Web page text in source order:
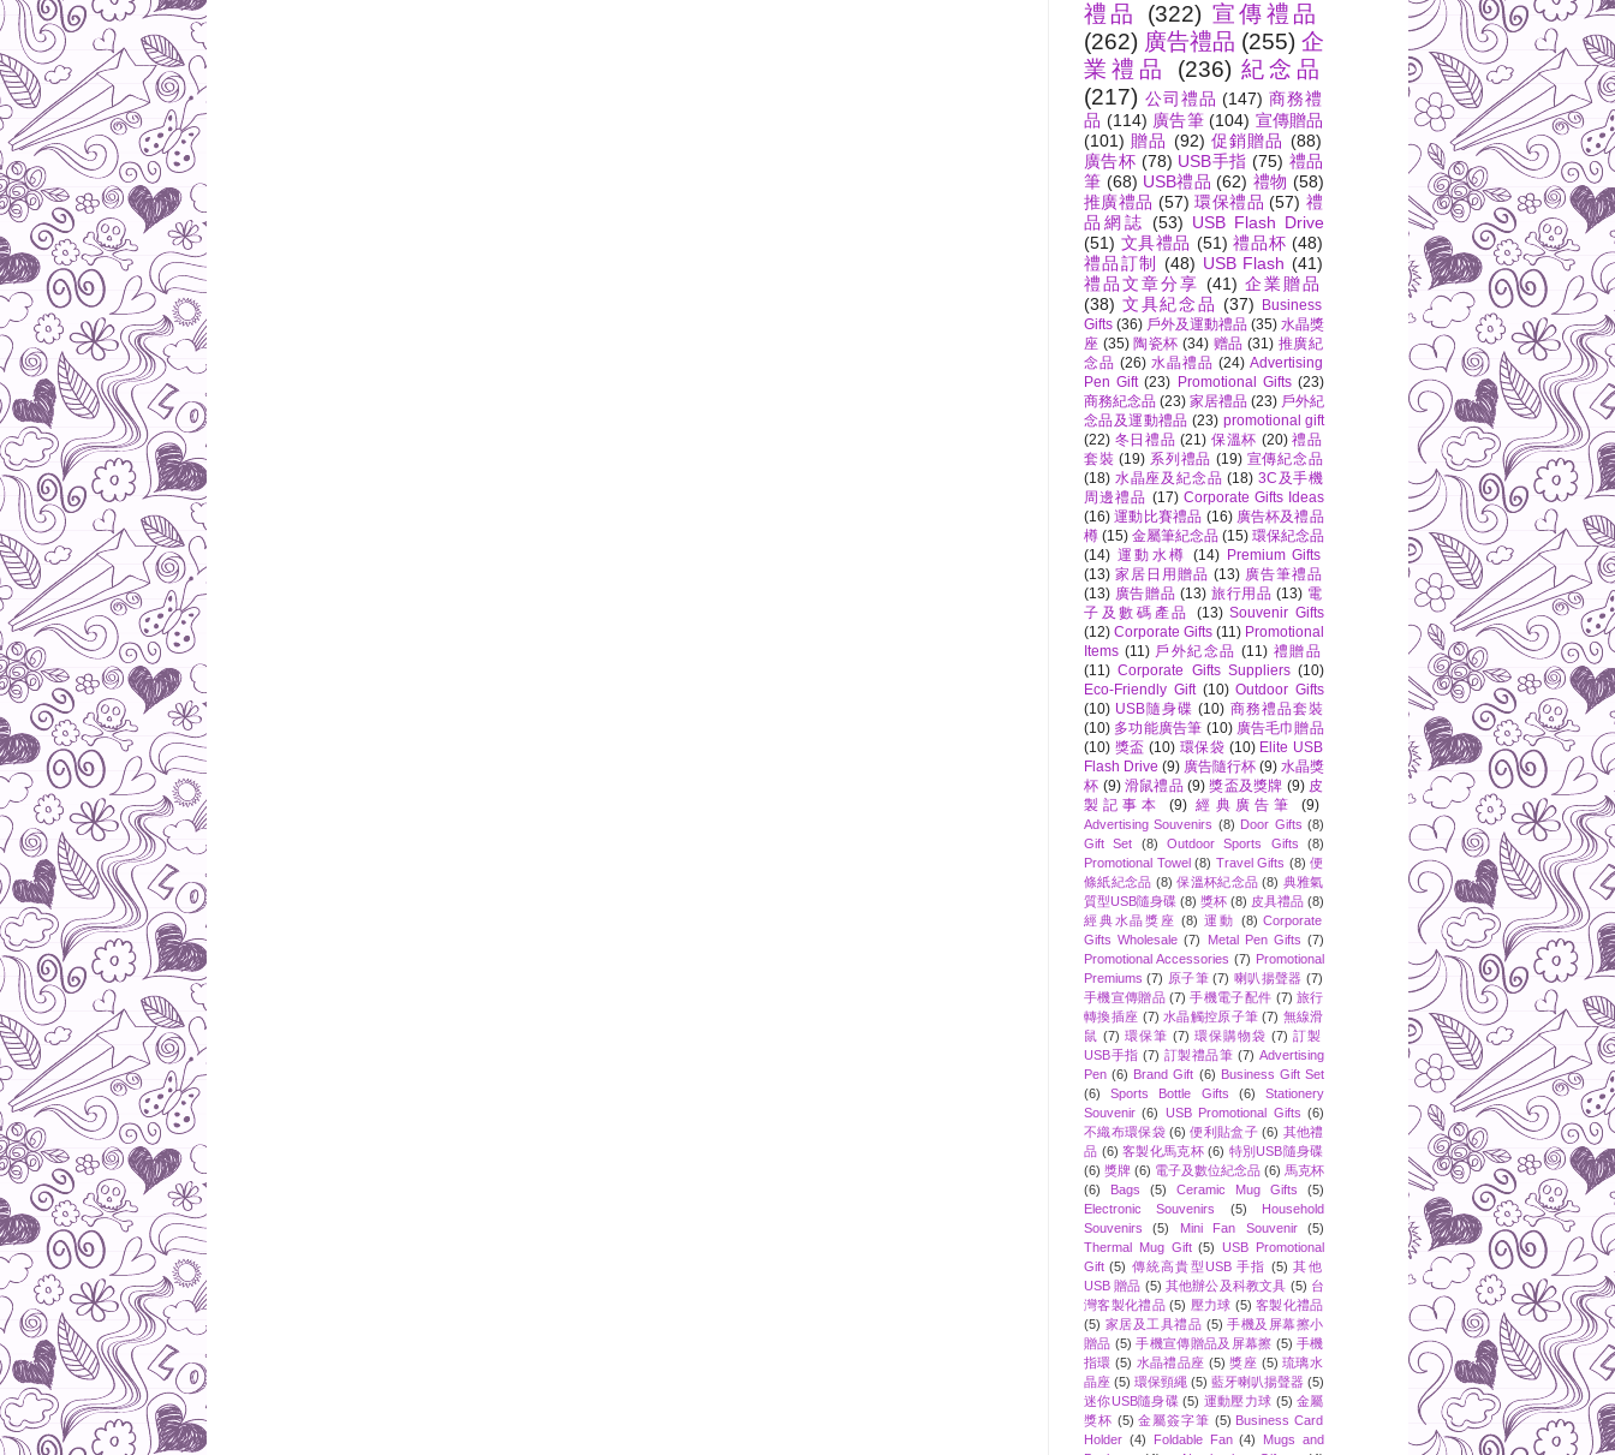
禮品 (322) 宣傳禮品
(262) 廣告禮品 (255) 企
業禮品
(236) 紀念品
(217) 公司禮品 (147) 商務禮
品 (114) 廣告筆 (104) 宣傳贈品
(101) 贈品 (92) 促銷贈品 (88)
廣告杯 (78) USB手指 (75) 禮品
筆 (68) USB禮品 (62) 禮物 (58)
推廣禮品 (57) 環保禮品 (57) 禮
品網誌 (53) USB Flash Drive
(51) 文具禮品 (51) 禮品杯 (48)
禮品訂制
(48) USB Flash (41)
禮品文章分享 (41) 企業贈品
(38) 文具紀念品 (37)
Business
Gifts (36) 戶外及運動禮品 (35) 水晶獎
座 (35) 陶瓷杯 (34) 赠品 (31) 推廣紀
念品 (26) 水晶禮品 (24) Advertising
Pen Gift (23) Promotional Gifts (23)
商務紀念品 (23) 家居禮品 (23) 戶外紀
念品及運動禮品 (23) promotional gift
(22) 冬日禮品 (21) 保溫杯 (20) 禮品
套裝 (19) 系列禮品 (19) 宣傳紀念品
(18) 水晶座及紀念品 (18) 3C及手機
周邊禮品 (17) Corporate Gifts Ideas
(16) 運動比賽禮品 (16) 廣告杯及禮品
樽 (15) 金屬筆紀念品 (15) 環保紀念品
(14) 運動水樽 (14) Premium Gifts
(13) 家居日用贈品 (13) 廣告筆禮品
(13) 廣告贈品 (13) 旅行用品 (13) 電
子及數碼產品
(13) Souvenir Gifts
(12) Corporate Gifts (11) Promotional
Items (11) 戶外紀念品 (11) 禮贈品
(11) Corporate Gifts Suppliers (10)
Eco-Friendly Gift (10) Outdoor Gifts
(10) USB隨身碟 (10) 商務禮品套裝
(10) 多功能廣告筆 (10) 廣告毛巾贈品
(10) 獎盃 (10) 環保袋 (10) Elite USB
Flash Drive (9) 廣告隨行杯 (9) 水晶獎
杯 (9) 滑鼠禮品 (9) 獎盃及獎牌 (9) 皮
製記事本
(9) 經典廣告筆 (9)
Advertising Souvenirs (8) Door Gifts (8)
Gift Set
(8) Outdoor Sports Gifts
(8)
Promotional Towel (8) Travel Gifts (8) 便
條紙紀念品 (8) 保溫杯紀念品 (8) 典雅氣
質型USB隨身碟 (8) 獎杯 (8) 皮具禮品 (8)
經典水晶獎座 (8) 運動 (8) Corporate
Gifts Wholesale (7) Metal Pen Gifts (7)
Promotional Accessories (7) Promotional
Premiums (7) 原子筆 (7) 喇叭揚聲器 (7)
手機宣傳贈品 (7) 手機電子配件 (7) 旅行
轉換插座 (7) 水晶觸控原子筆 (7) 無線滑
鼠 (7) 環保筆 (7) 環保購物袋 (7) 訂製
USB手指 (7) 訂製禮品筆 (7) Advertising
Pen (6) Brand Gift (6) Business Gift Set
(6)
Sports Bottle Gifts (6)
Stationery
Souvenir (6) USB Promotional Gifts (6)
不織布環保袋 (6) 便利貼盒子 (6) 其他禮
品 (6) 客製化馬克杯 (6) 特別USB隨身碟
(6) 獎牌 (6) 電子及數位紀念品 (6) 馬克杯
(6)
Bags (5) Ceramic Mug Gifts
(5)
Electronic Souvenirs
(5)
Household
Souvenirs
(5) Mini Fan Souvenir
(5)
Thermal Mug Gift (5)
USB Promotional
Gift (5) 傳統高貴型USB 手指 (5) 其他
USB 贈品 (5) 其他辦公及科教文具 (5) 台
灣客製化禮品 (5) 壓力球 (5) 客製化禮品
(5) 家居及工具禮品 (5) 手機及屏幕擦小
贈品 (5) 手機宣傳贈品及屏幕擦 (5) 手機
指環 (5) 水晶禮品座 (5) 獎座 (5) 琉璃水
晶座 (5) 環保頸繩 (5) 藍牙喇叭揚聲器 (5)
迷你USB隨身碟 (5) 運動壓力球 (5) 金屬
獎杯 (5) 金屬簽字筆 (5) Business Card
Holder (4) Foldable Fan (4)
Mugs and